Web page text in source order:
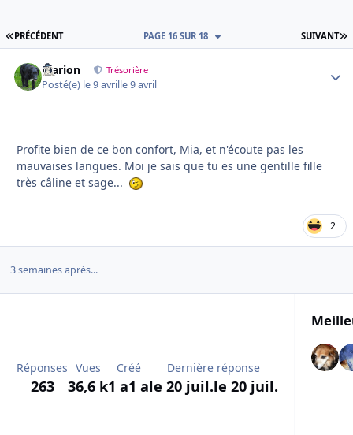
PREMIÈRE PAGE
PRÉCÉDENT SUIVANT
PAGE 16 SUR 18
Marion Trésorière
Posté(e) le 9 avrille 9 avril
Profite bien de ce bon confort, Mia, et n'écoute pas les
mauvaises langues. Moi je sais que tu es une gentille fille
très câline et sage...
2
3 semaines après...
Réponses
263
Vues
36,6 k
Créé
1 a1 a
Dernière réponse
le 20 juil.le 20 juil.